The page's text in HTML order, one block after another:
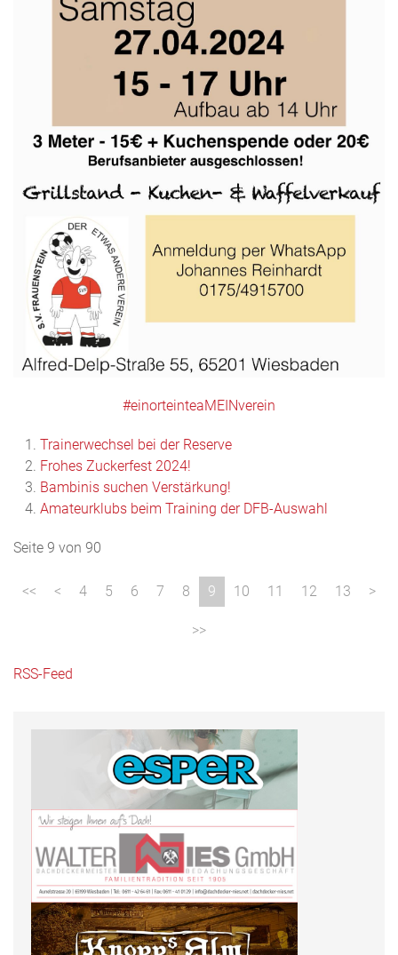
#einorteinteaMEINverein
Trainerwechsel bei der Reserve
Frohes Zuckerfest 2024!
Bambinis suchen Verstärkung!
Amateurklubs beim Training der DFB-Auswahl
Seite 9 von 90
4 5 6 7 8 9 10 11 12 13
RSS-Feed